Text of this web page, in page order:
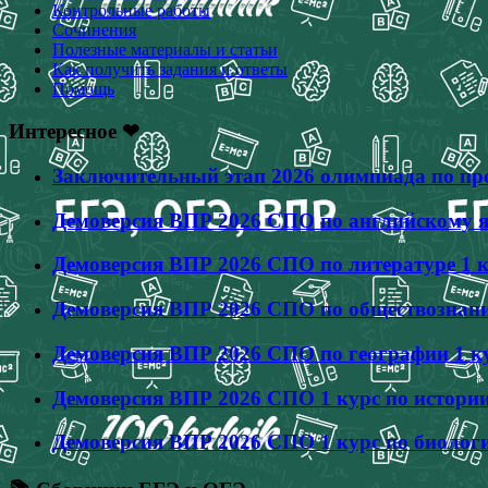
Контрольные работы
Сочинения
Полезные материалы и статьи
Как получить задания и ответы
Помощь
Интересное ❤
Заключительный этап 2026 олимпиада по
Демоверсия ВПР 2026 СПО по английскому
Демоверсия ВПР 2026 СПО по литературе 1
Демоверсия ВПР 2026 СПО по
Демоверсия ВПР 2026 СПО по географии 1
Демоверсия ВПР 2026 СПО 1 курс по
Демоверсия ВПР 2026 СПО 1 курс по